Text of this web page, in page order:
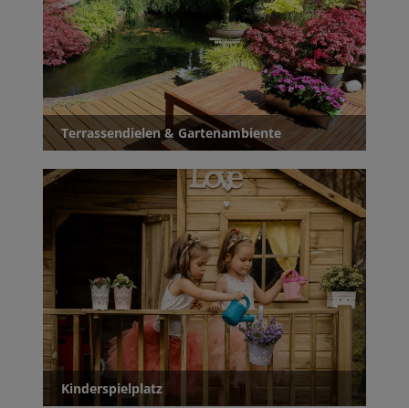
Terrassendielen & Gartenambiente
Kinderspielplatz